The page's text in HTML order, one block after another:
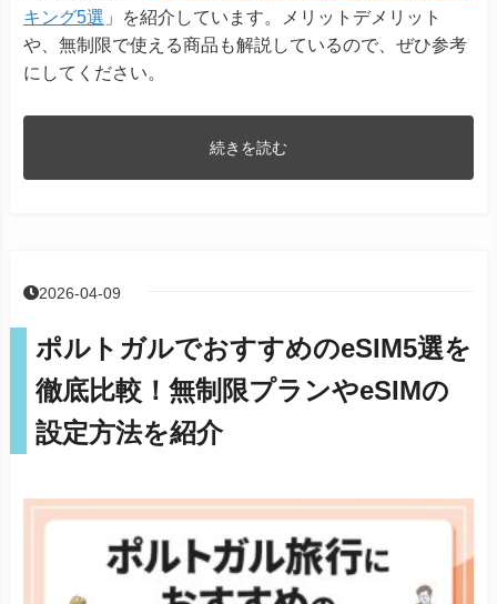
キング5選 」を紹介しています。メリットデメリット
や、無制限で使える商品も解説しているので、ぜひ参考
にしてください。
続きを読む
2026-04-09
ポルトガルでおすすめのeSIM5選を
徹底比較！無制限プランやeSIMの
設定方法を紹介